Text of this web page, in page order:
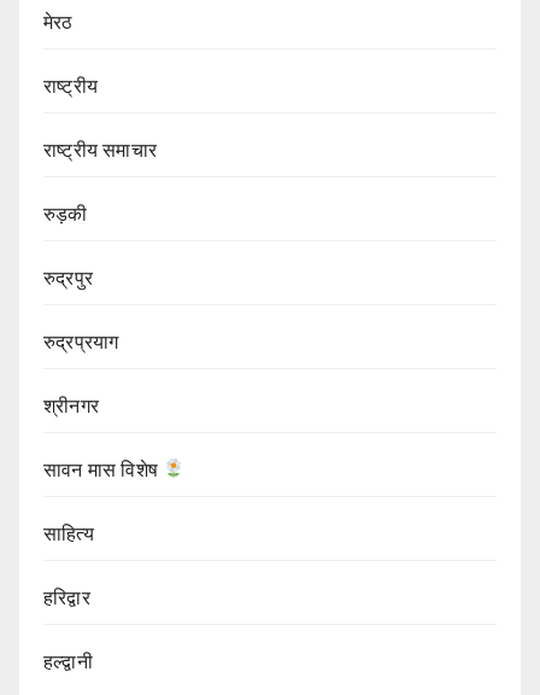
मेरठ
राष्ट्रीय
राष्ट्रीय समाचार
रुड़की
रुद्रपुर
रुद्रप्रयाग
श्रीनगर
सावन मास विशेष
साहित्य
हरिद्वार
हल्द्वानी